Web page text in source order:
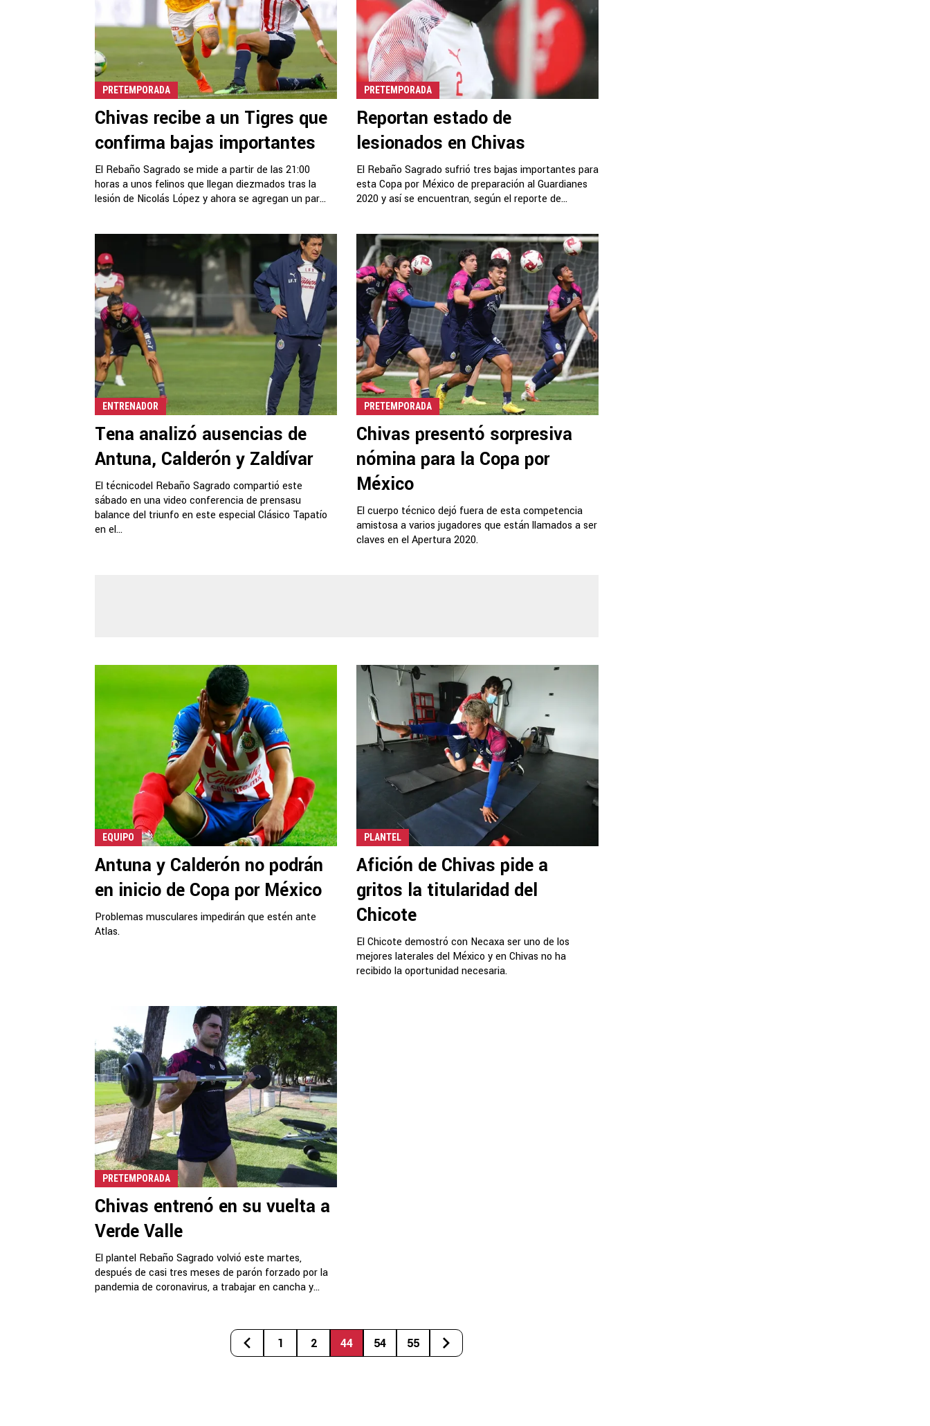
PRETEMPORADA
Chivas recibe a un Tigres que
confirma bajas importantes
El Rebaño Sagrado se mide a partir de las 21:00
horas a unos felinos que llegan diezmados tras la
lesión de Nicolás López y ahora se agregan un par...
PRETEMPORADA
Reportan estado de
lesionados en Chivas
El Rebaño Sagrado sufrió tres bajas importantes para
esta Copa por México de preparación al Guardianes
2020 y así se encuentran, según el reporte de...
ENTRENADOR
Tena analizó ausencias de
Antuna, Calderón y Zaldívar
El técnicodel Rebaño Sagrado compartió este
sábado en una video conferencia de prensasu
balance del triunfo en este especial Clásico Tapatío
en el...
PRETEMPORADA
Chivas presentó sorpresiva
nómina para la Copa por
México
El cuerpo técnico dejó fuera de esta competencia
amistosa a varios jugadores que están llamados a ser
claves en el Apertura 2020.
EQUIPO
Antuna y Calderón no podrán
en inicio de Copa por México
Problemas musculares impedirán que estén ante
Atlas.
PLANTEL
Afición de Chivas pide a
gritos la titularidad del
Chicote
El Chicote demostró con Necaxa ser uno de los
mejores laterales del México y en Chivas no ha
recibido la oportunidad necesaria.
PRETEMPORADA
Chivas entrenó en su vuelta a
Verde Valle
El plantel Rebaño Sagrado volvió este martes,
después de casi tres meses de parón forzado por la
pandemia de coronavirus, a trabajar en cancha y...
1 2 44 54 55